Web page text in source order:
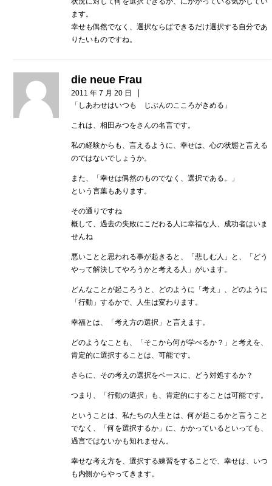
ます。
幸せも偶然でなく、選択ならばできるだけ選択する自分であ
りたいものですね。
die neue Frau
2011 年 7 月 20 日 |
「しあわせはいつも じぶんのこころがきめる」
これは、相田みつをさんの名言です。
私の経験からも、言えるように、幸せは、心の状態と言える
のではないでしょうか。
また、「幸せは偶然のものでなく、選択である。」
という言葉もあります。
その通りですね
概して、過去の失敗にこだわる人に幸福な人、成功者はいま
せんね
悪いことと思われる事が起きると、「悲しむ人」と、「どう
やって解決してやろうかと考える人」がいます。
どんなことが起ころうと、どのように「考え」、どのように
「行動」するかで、人生は変わります。
幸福とは、「考え方の選択」と言えます。
どのようなことも、「そこから何が学べるか？」と考えを、
肯定的に選択することは、可能です。
さらに、その考えの選択をベースに、どう対処するか？
つまり、「行動の選択」も、肯定的にすることは可能です。
ということは、私たちの人生とは、何が起こるかと言うこと
でなく、「何を選択するか」に、かかっているといっても、
過言ではないかも知れません。
幸せな考え方を、選択する練習をすることで、幸せは、いつ
も内側からやってきます。